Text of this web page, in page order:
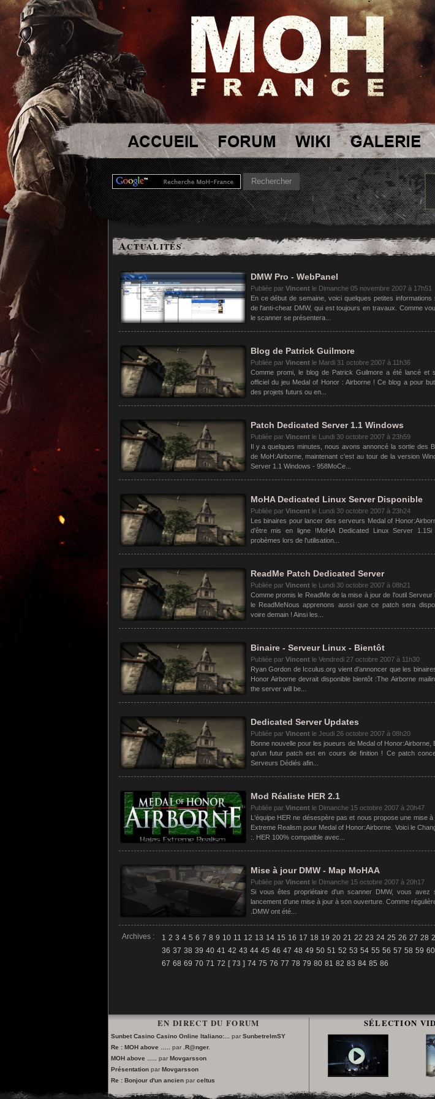
ACTUALITÉS
DMW Pro - WebPanel
Publiée par Vincentle Dimanche 05 novembre 2007 à 17h51
En ce début de semaine, voici quelques petites
de l'anti-cheat DMW, qui est toujours en travaux. Comme
le scanner se présentera...
Blog de Patrick Guilmore
Publiée par Vincentle Mardi 31 octobre 2007 à 11h36
Comme promi, le blog de Patrick Guilmore a été lancé et
officiel du jeu Medal of Honor : Airborne ! Ce blog a pour
des projets futurs ou en...
Patch Dedicated Server 1.1 Windows
Publiée par Vincentle Lundi 30 octobre 2007 à 23h59
Il y a quelques minutes, nous avons annoncé la sortie des
de MoH:Airborne, maintenant c'est au tour de la version
Server 1.1 Windows - 958MoCe...
MoHA Dedicated Linux Server Disponible
Publiée par Vincentle Lundi 30 octobre 2007 à 23h24
Les binaires pour lancer des serveurs Medal of
d'être mis en ligne !MoHA Dedicated Linux Server
probèmes lors de l'utilisation...
ReadMe Patch Dedicated Server
Publiée par Vincentle Lundi 30 octobre 2007 à 08h21
Comme promis le ReadMe de la mise à jour de l'outil Serveur
le ReadMeNous apprenons aussi que ce patch sera
voire demain ! Ainsi les...
Binaire - Serveur Linux - Bientôt
Publiée par Vincentle Vendredi 27 octobre 2007 à 11h30
Ryan Gordon de Icculus.org vient d'annoncer que les
Honor Airborne devrait disponible bientôt :The Airborne
the server will be...
Dedicated Server Updates
Publiée par Vincentle Jeudi 26 octobre 2007 à 08h20
Bonne nouvelle pour les joueurs de Medal of Honor:Airborne,
qu'un futur patch est en cours de finition ! Ce patch
Serveurs Dédiés afin...
Mod Réaliste HER 2.1
Publiée par Vincentle Dimanche 15 octobre 2007 à 20h47
L'équipe HER ne désespère pas et nous propose une mise
Extreme Realism pour Medal of Honor:Airborne. Voici le
:. HER 100% compatible avec...
Mise à jour DMW - Map MoHAA
Publiée par Vincentle Dimanche 15 octobre 2007 à 20h17
Si vous êtes propriétaire d'un scanner DMW, vous avez
lancement d'une mise à jour à son ouverture. Comme
.DMW ont été...
Archives : 1 2 3 4 5 6 7 8 9 10 11 12 13 14 15 16 17 18 19 20 21 22 23 24 25 26 27 28
36 37 38 39 40 41 42 43 44 45 46 47 48 49 50 51 52 53 54 55 56 57 58 59 60
67 68 69 70 71 72 [ 73 ] 74 75 76 77 78 79 80 81 82 83 84 85 86
EN DIRECT DU FORUM
Sunbet Casino Casino Online Italiano:... par SunbetrelmSY
Re : MOH above …..
par .R@nger.
MOH above …..
par Movgarsson
Présentation par Movgarsson
Re : Bonjour d'un ancien par celtus
SÉLECTION